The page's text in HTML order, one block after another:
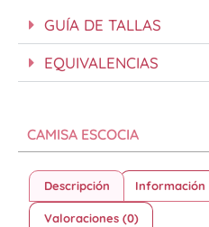
GUÍA DE TALLAS
EQUIVALENCIAS
CAMISA ESCOCIA
Descripción Información
Valoraciones (0)